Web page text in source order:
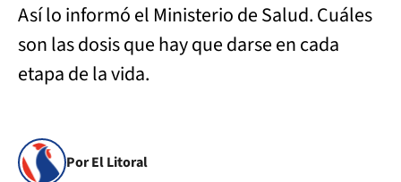
Así lo informó el Ministerio de Salud. Cuáles
son las dosis que hay que darse en cada
etapa de la vida.
Por El Litoral